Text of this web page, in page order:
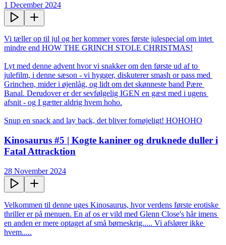
1 December 2024
Vi tæller op til jul og her kommer vores første julespecial om intet
mindre end HOW THE GRINCH STOLE CHRISTMAS!
Lyt med denne advent hvor vi snakker om den første ud af to
julefilm, i denne sæson - vi hygger, diskuterer smash or pass med
Grinchen, mider i øjenlåg, og lidt om det skønneste band Pære
Banal. Derudover er der sevfølgelig IGEN en gæst med i ugens
afsnit - og I gætter aldrig hvem hoho.
Snup en snack and lay back, det bliver fornøjeligt! HOHOHO
Kinosaurus #5 | Kogte kaniner og druknede duller i
Fatal Attracktion
28 November 2024
Velkommen til denne uges Kinosaurus, hvor verdens første erotiske
thriller er på menuen. En af os er vild med Glenn Close's hår imens
en anden er mere optaget af små børneskrig..... Vi afslører ikke
hvem.....